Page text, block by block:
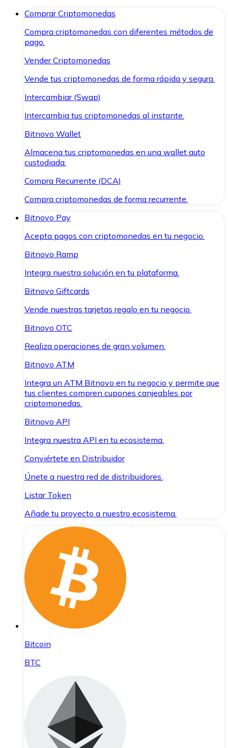
Comprar Criptomonedas
Compra criptomonedas con diferentes métodos de
pago.
Vender Criptomonedas
Vende tus criptomonedas de forma rápida y segura.
Intercambiar (Swap)
Intercambia tus criptomonedas al instante.
Bitnovo Wallet
Almacena tus criptomonedas en una wallet auto
custodiada.
Compra Recurrente (DCA)
Compra criptomonedas de forma recurrente.
Bitnovo Pay
Acepta pagos con criptomonedas en tu negocio.
Bitnovo Ramp
Integra nuestra solución en tu plataforma.
Bitnovo Giftcards
Vende nuestras tarjetas regalo en tu negocio.
Bitnovo OTC
Realiza operaciones de gran volumen.
Bitnovo ATM
Integra un ATM Bitnovo en tu negocio y permite que
tus clientes compren cupones canjeables por
criptomonedas.
Bitnovo API
Integra nuestra API en tu ecosistema.
Conviértete en Distribuidor
Únete a nuestra red de distribuidores.
Listar Token
Añade tu proyecto a nuestro ecosistema.
Bitcoin
BTC